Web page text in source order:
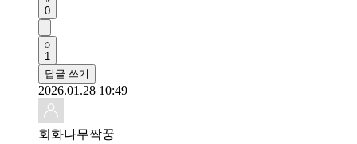
0
1
답글 쓰기
2026.01.28 10:49
회화나무짝꿍